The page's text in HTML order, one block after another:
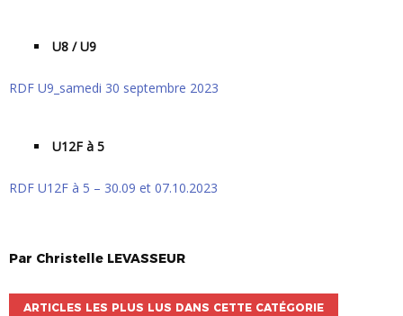
U8 / U9
RDF U9_samedi 30 septembre 2023
U12F à 5
RDF U12F à 5 – 30.09 et 07.10.2023
Par Christelle LEVASSEUR
ARTICLES LES PLUS LUS DANS CETTE CATÉGORIE